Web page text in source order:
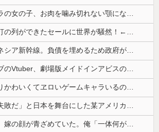
【悲報】キャバクラの女の子、お肉を噛み切れない顎になってしまう・・・
物価高の日本で長打の列ができたセールに世界が騒然！←「我が国でもやってくれ！」（海外の反応）
万年赤字のインドネシア新幹線。負債を埋めるため政府が過半数の株式を引き受ける
【速報】ホロライブのVtuber、劇場版メイドインアビスの主題歌決定wwwwwwwwww
【画像】ライザよりかわいくてヱロいゲームキャラいるの？ｗｗｗｗｗ
「ピクサー最大の失敗だ」と日本を舞台にした某アメリカ産アニメが話題に、日本と韓国の両方に失礼すぎるわ……
出張から帰ったら、嫁の顔が青ざめていた。俺「一体何があったんだ？」嫁「…」→子供たちに話を聞くと…